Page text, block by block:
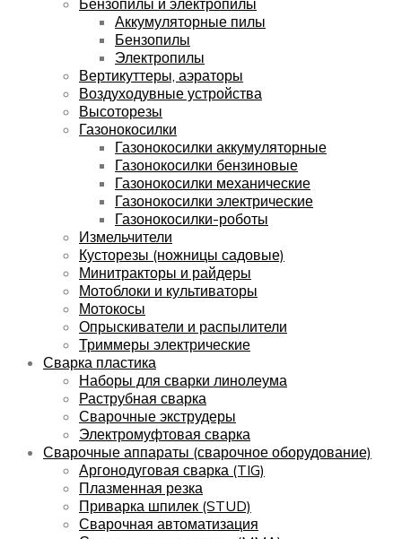
Аккумуляторные пилы
Бензопилы
Электропилы
Вертикуттеры, аэраторы
Воздуходувные устройства
Высоторезы
Газонокосилки
Газонокосилки аккумуляторные
Газонокосилки бензиновые
Газонокосилки механические
Газонокосилки электрические
Газонокосилки-роботы
Измельчители
Кусторезы (ножницы садовые)
Минитракторы и райдеры
Мотоблоки и культиваторы
Мотокосы
Опрыскиватели и распылители
Триммеры электрические
Сварка пластика
Наборы для сварки линолеума
Раструбная сварка
Сварочные экструдеры
Электромуфтовая сварка
Сварочные аппараты (сварочное оборудование)
Аргонодуговая сварка (TIG)
Плазменная резка
Приварка шпилек (STUD)
Сварочная автоматизация